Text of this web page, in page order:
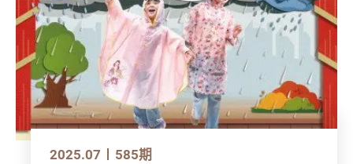
2025.07 585期